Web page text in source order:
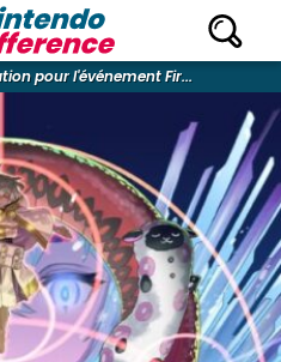
pour l'événement Fir...